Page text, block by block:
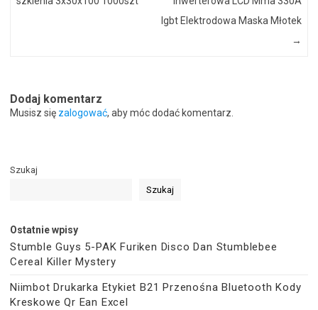
Igbt Elektrodowa Maska Młotek
→
Dodaj komentarz
Musisz się zalogować, aby móc dodać komentarz.
Szukaj
Szukaj
Ostatnie wpisy
Stumble Guys 5-PAK Furiken Disco Dan Stumblebee
Cereal Killer Mystery
Niimbot Drukarka Etykiet B21 Przenośna Bluetooth Kody
Kreskowe Qr Ean Excel